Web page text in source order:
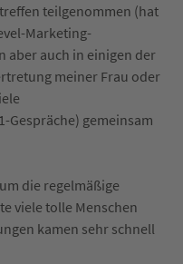
teilgenommen (hat
Marketing-
aber auch in einigen der
meiner Frau oder
Gespräche) gemeinsam
die regelmäßige
viele tolle Menschen
kamen sehr schnell